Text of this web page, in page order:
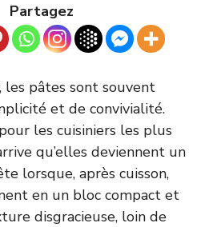
Partagez
les pâtes sont souvent
et de convivialité.
les cuisiniers les plus
qu’elles deviennent un
lorsque, après cuisson,
en un bloc compact et
disgracieuse, loin de